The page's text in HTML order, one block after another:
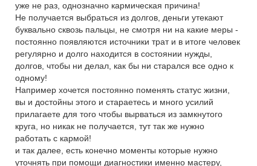
уже не раз, однозначно кармическая причина!
Не получается выбраться из долгов, деньги утекают
буквально сквозь пальцы, не смотря ни на какие меры -
постоянно появляются источники трат и в итоге человек
регулярно и долго находится в состоянии нужды,
долгов, чтобы ни делал, как бы ни старался все одно к
одному!
Например хочется постоянно поменять статус жизни,
вы и достойны этого и стараетесь и много усилий
прилагаете для того чтобы вырваться из замкнутого
круга, но никак не получается, тут так же нужно
работать с кармой!
и так далее, есть конечно моменты которые нужно
уточнять при помощи диагностики именно мастеру,